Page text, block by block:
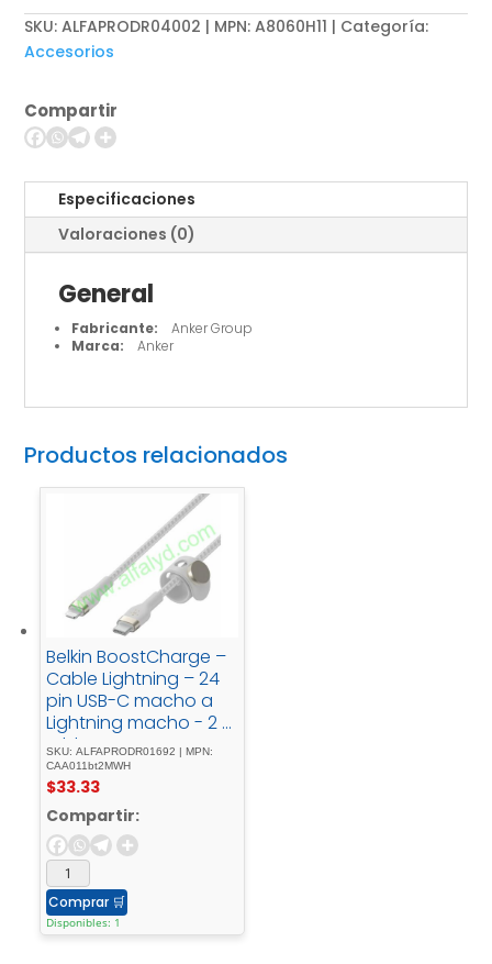
cable
-
USB-
to
USB-
cantidad
SKU:ALFAPRODR04002 | MPN: A8060H11
Categoría:
Accesorios
Compartir
Especificaciones
Valoraciones (0)
General
Fabricante: Anker Group
Marca: Anker
Productos relacionados
Belkin BoostCharge –
Cable Lightning – 24
pin USB-C macho a
Lightning macho - 2 -
mblanco
SKU: ALFAPRODR01692 | MPN:
CAA011bt2MWH
$33.33
Compartir:
Comprar 🛒
Disponibles: 1